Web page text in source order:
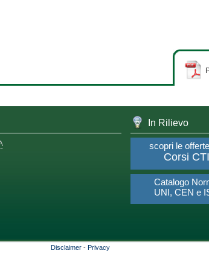
In Rilievo
scopri le
Corsi CTI
Catalogo
UNI, CEN e
Disclaimer - Privacy